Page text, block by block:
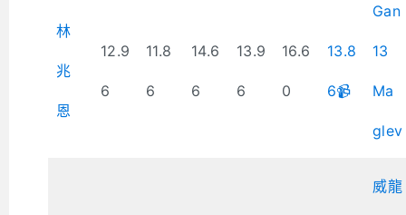
林
兆
恩
12.9
6
11.8
6
14.6
6
13.9
6
16.6
0
13.8
6📹
Gan
13
Ma
glev
威龍